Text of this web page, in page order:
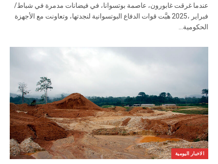
‬الحكومية‭…
الاخبار اليومية